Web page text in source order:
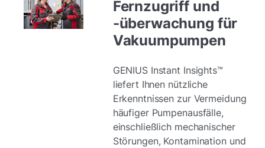
Fernzugriff und
-überwachung für
Vakuumpumpen
GENIUS Instant Insights™
liefert Ihnen nützliche
Erkenntnissen zur Vermeidung
häufiger Pumpenausfälle,
einschließlich mechanischer
Störungen, Kontamination und